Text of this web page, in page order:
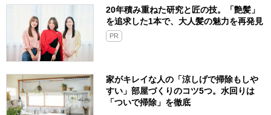
20年積み重ねた研究と匠の技。「艶髪」
を追求した1本で、大人髪の魅力を再発見
PR
家がキレイな人の「涼しげで掃除もしや
すい」部屋づくりのコツ5つ。水回りは
「ついで掃除」を徹底